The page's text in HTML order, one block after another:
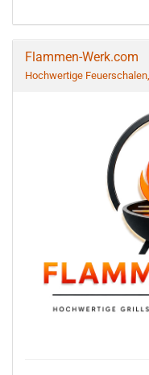
Flammen-Werk.com
Hochwertige